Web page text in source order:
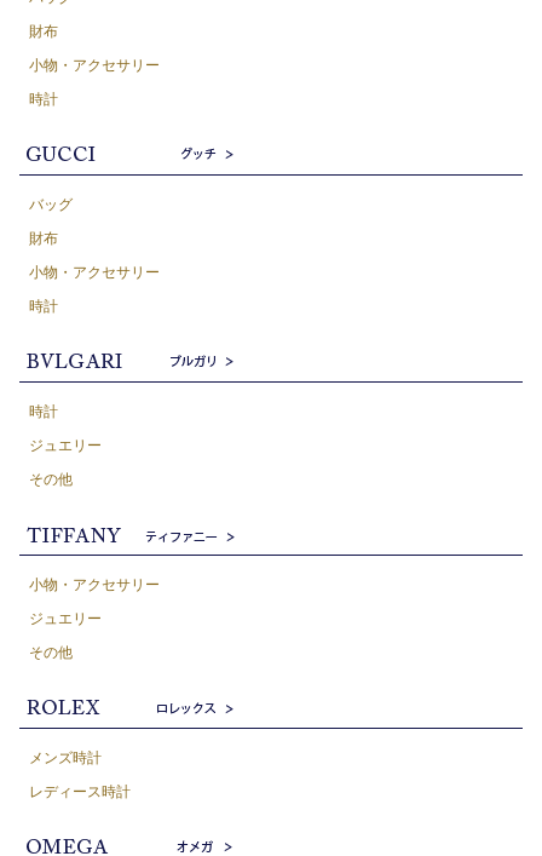
財布
小物・アクセサリー
時計
バッグ
財布
小物・アクセサリー
時計
時計
ジュエリー
その他
小物・アクセサリー
ジュエリー
その他
メンズ時計
レディース時計